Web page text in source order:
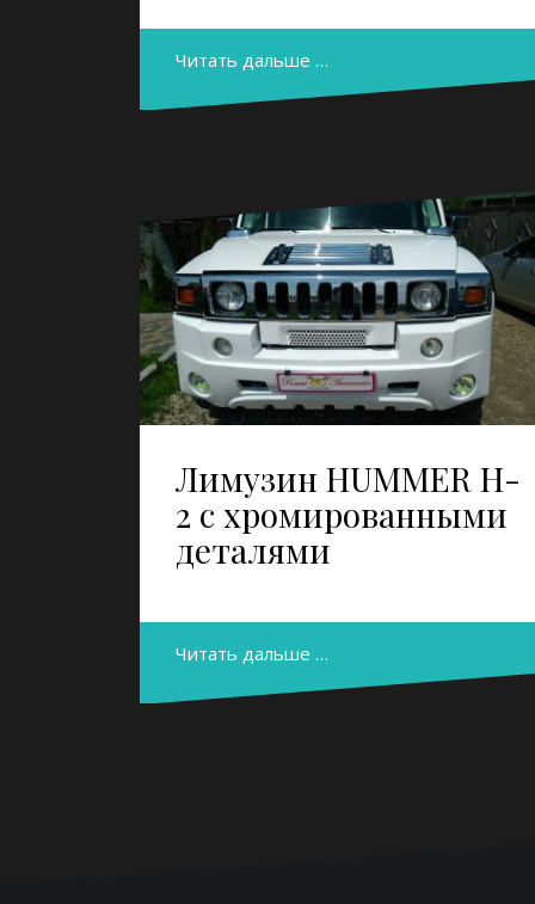
Читать дальше …
Лимузин HUMMER H-
2 с хромированными
деталями
Читать дальше …